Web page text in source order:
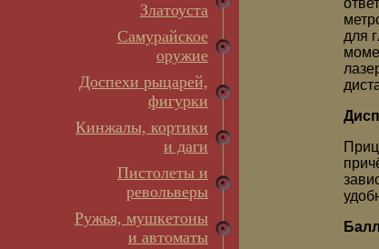
Златоуста
Самурайское
оружие
Доспехи рыцарей,
фигурки
Кинжалы, кортики
и даги
Пистолеты и
револьверы
Ружья, мушкетоны
и автоматы
для